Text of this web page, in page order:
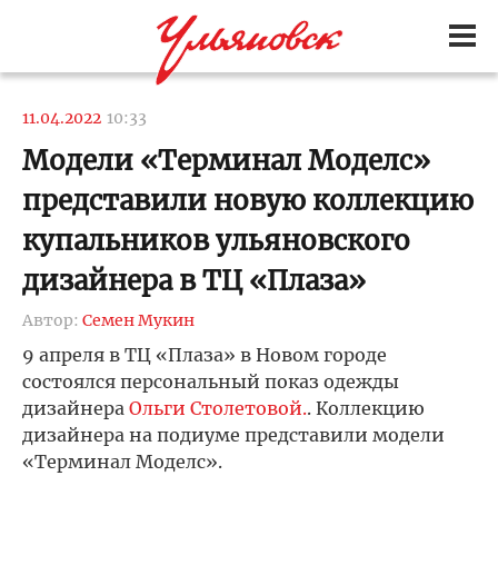
11.04.2022 10:33
Модели «Терминал Моделс»
представили новую коллекцию
купальников ульяновского
дизайнера в ТЦ «Плаза»
Автор: Семен Мукин
9 апреля в ТЦ «Плаза» в Новом городе
состоялся персональный показ одежды
дизайнера Ольги Столетовой.. Коллекцию
дизайнера на подиуме представили модели
«Терминал Моделс».